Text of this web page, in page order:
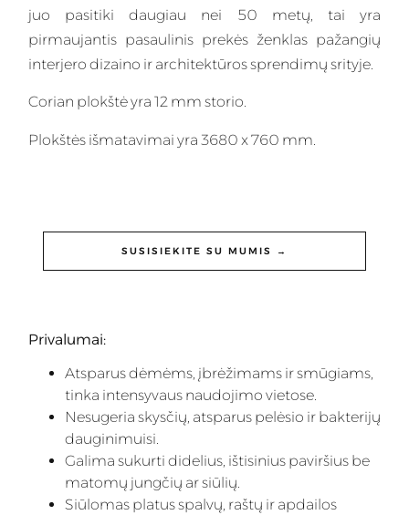
juo pasitiki daugiau nei 50 metų, tai yra
pirmaujantis pasaulinis prekės ženklas pažangių
interjero dizaino ir architektūros sprendimų srityje.
Corian plokštė yra 12 mm storio.
Plokštės išmatavimai yra 3680 x 760 mm.
SUSISIEKITE SU MUMIS →
Privalumai:
Atsparus dėmėms, įbrėžimams ir smūgiams,
tinka intensyvaus naudojimo vietose.
Nesugeria skysčių, atsparus pelėsio ir bakterijų
dauginimuisi.
Galima sukurti didelius, ištisinius paviršius be
matomų jungčių ar siūlių.
Siūlomas platus spalvų, raštų ir apdailos